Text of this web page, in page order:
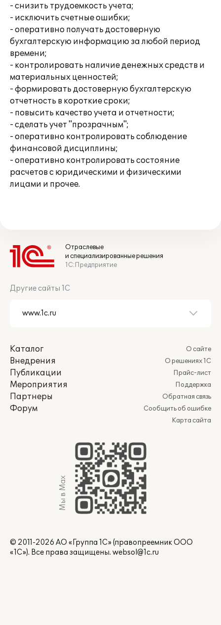
- снизить трудоемкость учета;
- исключить счетные ошибки;
- оперативно получать достоверную
бухгалтерскую информацию за любой период
времени;
- контролировать наличие денежных средств и
материальных ценностей;
- формировать достоверную бухгалтерскую
отчетность в короткие сроки;
- повысить качество учета и отчетности;
- сделать учет "прозрачным";
- оперативно контролировать соблюдение
финансовой дисциплины;
- оперативно контролировать состояние
расчетов с юридическими и физическими
лицами и прочее.
Отраслевые
и специализированные решения
1С:Предприятие
Другие сайты 1С
Каталог
Внедрения
Публикации
Мероприятия
Партнеры
Форум
О сайте
О решениях 1С
Прайс-лист
Поддержка
Обратная связь
Сообщить об ошибке
Карта сайта
Мы в Max
© 2011-2026 АО «Группа 1С» (правопреемник ООО
«1С»). Все права защищены. websol@1c.ru